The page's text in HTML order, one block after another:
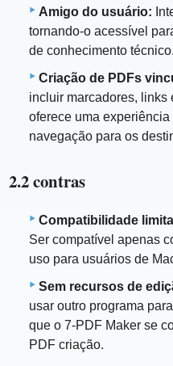
Amigo do usuário:
tornando-o acessível
de conhecimento técnico.
Criação de PDFs
incluir marcadores, links
oferece uma
navegação para os
2.2 contras
Compatibilidade
Ser compatível apenas
uso para usuários de
Sem recursos de
usar outro programa
que o 7-PDF Maker se
PDF criação.